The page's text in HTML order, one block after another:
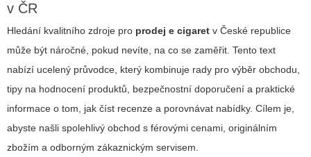
v ČR
Hledání kvalitního zdroje pro prodej e cigaret v České republice
může být náročné, pokud nevíte, na co se zaměřit. Tento text
nabízí ucelený průvodce, který kombinuje rady pro výběr obchodu,
tipy na hodnocení produktů, bezpečnostní doporučení a praktické
informace o tom, jak číst recenze a porovnávat nabídky. Cílem je,
abyste našli spolehlivý obchod s férovými cenami, originálním
zbožím a odborným zákaznickým servisem.